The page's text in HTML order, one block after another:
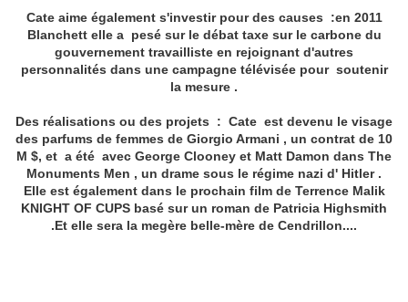
Cate aime également s'investir pour des causes :en 2011
Blanchett elle a pesé sur le débat taxe sur le carbone du
gouvernement travailliste en rejoignant d'autres
personnalités dans une campagne télévisée pour soutenir
la mesure .
Des réalisations ou des projets : Cate est devenu le visage
des parfums de femmes de Giorgio Armani , un contrat de 10
M $, et a été avec George Clooney et Matt Damon dans The
Monuments Men , un drame sous le régime nazi d' Hitler .
Elle est également dans le prochain film de Terrence Malik
KNIGHT OF CUPS basé sur un roman de Patricia Highsmith
.Et elle sera la megère belle-mère de Cendrillon....